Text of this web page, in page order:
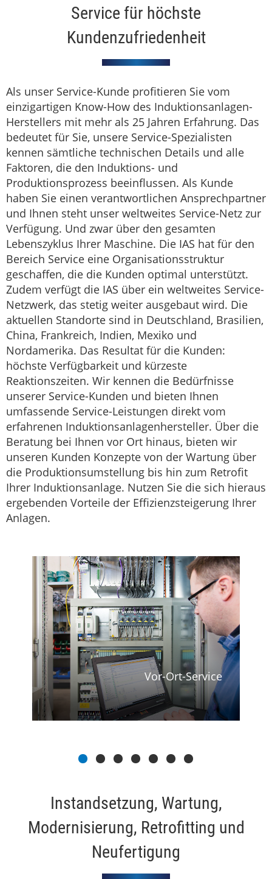
Service für höchste
Kundenzufriedenheit
Als unser Service-Kunde profitieren Sie vom
einzigartigen Know-How des Induktionsanlagen-
Herstellers mit mehr als 25 Jahren Erfahrung. Das
bedeutet für Sie, unsere Service-Spezialisten
kennen sämtliche technischen Details und alle
Faktoren, die den Induktions- und
Produktionsprozess beeinflussen. Als Kunde
haben Sie einen verantwortlichen Ansprechpartner
und Ihnen steht unser weltweites Service-Netz zur
Verfügung. Und zwar über den gesamten
Lebenszyklus Ihrer Maschine. Die IAS hat für den
Bereich Service eine Organisationsstruktur
geschaffen, die die Kunden optimal unterstützt.
Zudem verfügt die IAS über ein weltweites Service-
Netzwerk, das stetig weiter ausgebaut wird. Die
aktuellen Standorte sind in Deutschland, Brasilien,
China, Frankreich, Indien, Mexiko und
Nordamerika. Das Resultat für die Kunden:
höchste Verfügbarkeit und kürzeste
Reaktionszeiten. Wir kennen die Bedürfnisse
unserer Service-Kunden und bieten Ihnen
umfassende Service-Leistungen direkt vom
erfahrenen Induktionsanlagenhersteller. Über die
Beratung bei Ihnen vor Ort hinaus, bieten wir
unseren Kunden Konzepte von der Wartung über
die Produktionsumstellung bis hin zum Retrofit
Ihrer Induktionsanlage. Nutzen Sie die sich hieraus
ergebenden Vorteile der Effizienzsteigerung Ihrer
Anlagen.
Vor-Ort-Service
Instandsetzung, Wartung,
Modernisierung, Retrofitting und
Neufertigung